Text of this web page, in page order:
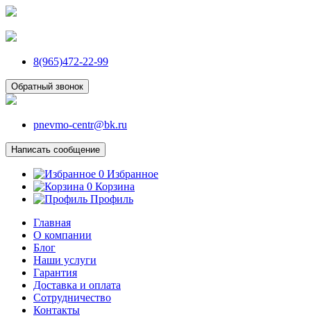
8(965)472-22-99
Обратный звонок
pnevmo-centr@bk.ru
Написать сообщение
0 Избранное
0 Корзина
Профиль
Главная
О компании
Блог
Наши услуги
Гарантия
Доставка и оплата
Сотрудничество
Контакты